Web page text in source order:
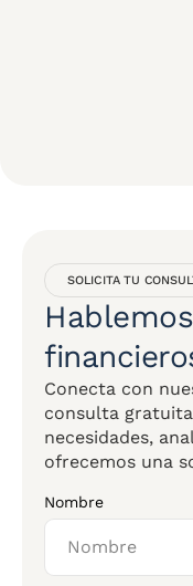
SOLICITA TU
Conecta con
consulta
necesidades,
ofrecemos una
Nombre